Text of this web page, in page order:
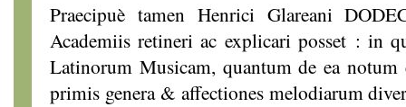
Praecipuè tamen Henrici Glareani
Academiis retineri ac explicari posset : in
Latinorum Musicam, quantum de ea
primis genera & affectiones melodiarum